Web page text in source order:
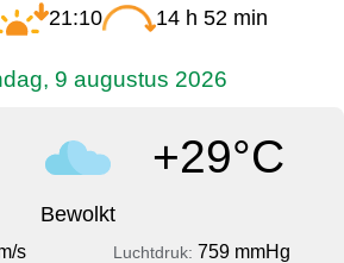
21:10 14 h 52 min
9 augustus 2026
+29°C
Bewolkt
s Luchtdruk: 759 mmHg